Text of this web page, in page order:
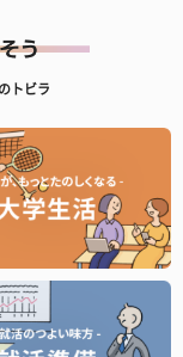
トビラ